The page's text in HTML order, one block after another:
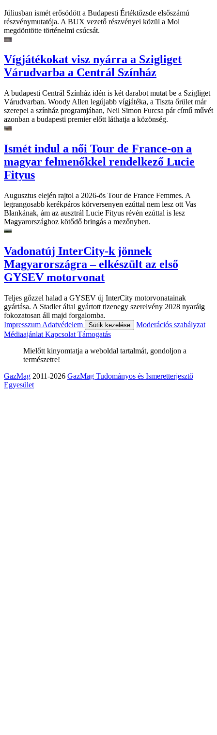
Júliusban ismét erősödött a Budapesti Értéktőzsde elsőszámú
részvénymutatója. A BUX vezető részvényei közül a Mol
megdöntötte történelmi csúcsát.
Vígjátékokat visz nyárra a Szigliget
Várudvarba a Centrál Színház
A budapesti Centrál Színház idén is két darabot mutat be a Szigliget
Várudvarban. Woody Allen legújabb vígjátéka, a Tiszta őrület már
szerepel a színház programjában, Neil Simon Furcsa pár című művét
azonban a budapesti premier előtt láthatja a közönség.
Ismét indul a női Tour de France-on a
magyar felmenőkkel rendelkező Lucie
Fityus
Augusztus elején rajtol a 2026-ös Tour de France Femmes. A
legrangosabb kerékpáros körversenyen ezúttal nem lesz ott Vas
Blankának, ám az ausztrál Lucie Fityus révén ezúttal is lesz
Magyarországhoz kötődő bringás a mezőnyben.
Vadonatúj InterCity-k jönnek
Magyarországra – elkészült az első
GYSEV motorvonat
Teljes gőzzel halad a GYSEV új InterCity motorvonatainak
gyártása. A Stadler által gyártott tizenegy szerelvény 2028 nyaráig
fokozatosan áll majd forgalomba.
Impresszum Adatvédelem Sütik kezelése
Moderációs szabályzat
Médiaajánlat Kapcsolat Támogatás
Mielőtt kinyomtatja a weboldal tartalmát, gondoljon a
természetre!
GazMag 2011-2026 GazMag Tudományos és Ismeretterjesztő
Egyesület